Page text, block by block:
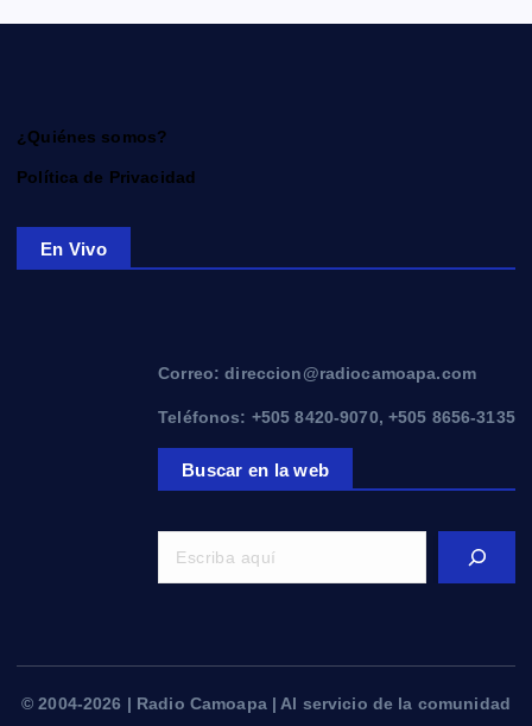
¿Quiénes somos?
Política de Privacidad
En Vivo
Correo: direccion@radiocamoapa.com
Teléfonos: +505 8420-9070, +505 8656-3135
Buscar en la web
© 2004-2026 | Radio Camoapa | Al servicio de la comunidad